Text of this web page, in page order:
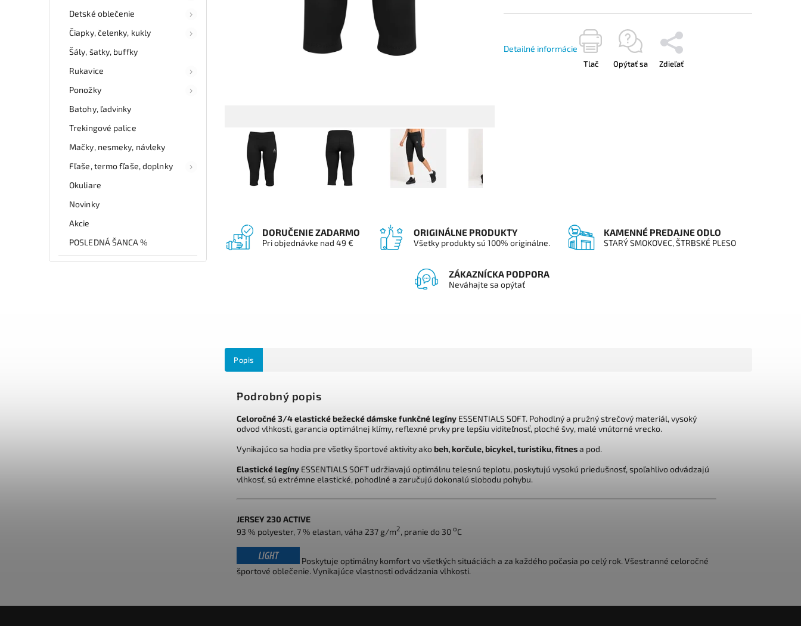
Detské oblečenie
Čiapky, čelenky, kukly
Šály, šatky, buffky
Rukavice
Ponožky
Batohy, ľadvinky
Trekingové palice
Mačky, nesmeky, návleky
Fľaše, termo fľaše, doplnky
Okuliare
Novinky
Akcie
POSLEDNÁ ŠANCA %
Detailné informácie
Tlač Opýtať sa Zdieľať
DORUČENIE ZADARMO
Pri objednávke nad 49 €
ORIGINÁLNE PRODUKTY
Všetky produkty sú 100% originálne.
KAMENNÉ PREDAJNE ODLO
STARÝ SMOKOVEC, ŠTRBSKÉ PLESO
ZÁKAZNÍCKA PODPORA
Neváhajte sa opýtať
Popis
Podrobný popis
Celoročné 3/4 elastické bežecké dámske funkčné legíny ESSENTIALS SOFT. Pohodlný a pružný strečový materiál, vysoký
odvod vlhkosti, garancia optimálnej klímy, reflexné prvky pre lepšiu viditeľnosť, ploché švy, malé vnútorné vrecko.
Vynikajúco sa hodia pre všetky športové aktivity akobeh, korčule, bicykel, turistiku, fitnesa pod.
Elastické legíny ESSENTIALS SOFT udržiavajú optimálnu telesnú teplotu, poskytujú vysokú priedušnosť, spoľahlivo odvádzajú
vlhkosť, sú extrémne elastické, pohodlné a zaručujú dokonalú slobodu pohybu.
JERSEY 230 ACTIVE
93 % polyester, 7 % elastan, váha 237 g/m2, pranie do 30 oC
Poskytuje optimálny komfort vo všetkých situáciách a za každého počasia po celý rok. Všestranné celoročné
športové oblečenie. Vynikajúce vlastnosti odvádzania vlhkosti.